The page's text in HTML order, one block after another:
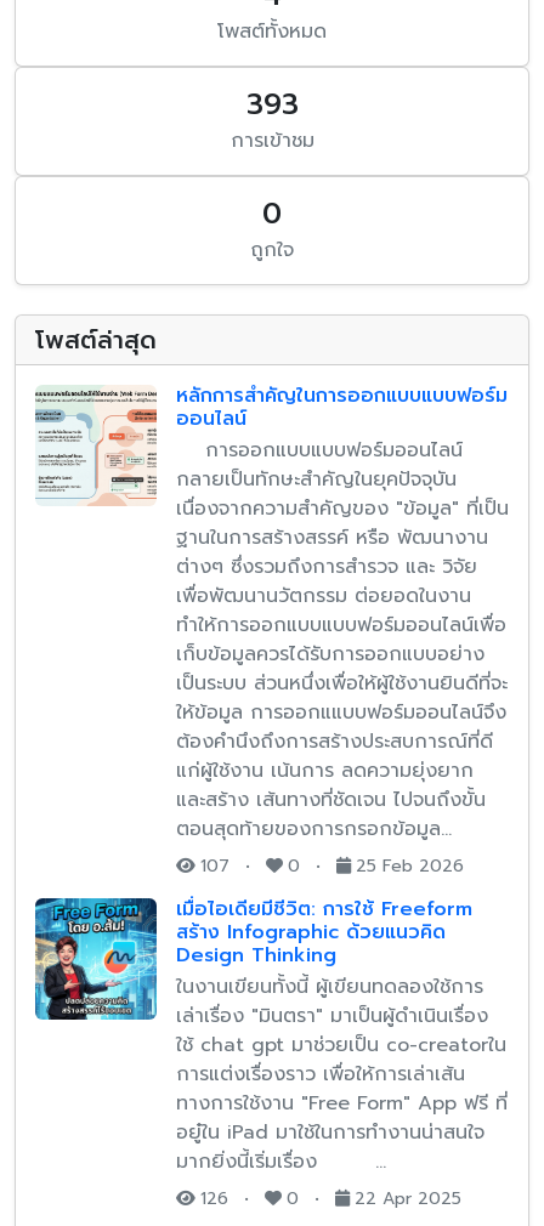
โพสต์ทั้งหมด
393
การเข้าชม
0
ถูกใจ
โพสต์ล่าสุด
หลักการสำคัญในการออกแบบแบบฟอร์ม
ออนไลน์
การออกแบบแบบฟอร์มออนไลน์
กลายเป็นทักษะสำคัญในยุคปัจจุบัน
เนื่องจากความสำคัญของ "ข้อมูล" ที่เป็น
ฐานในการสร้างสรรค์ หรือ พัฒนางาน
ต่างๆ ซึ่งรวมถึงการสำรวจ และ วิจัย
เพื่อพัฒนานวัตกรรม ต่อยอดในงาน
ทำให้การออกแบบแบบฟอร์มออนไลน์เพื่อ
เก็บข้อมูลควรได้รับการออกแบบอย่าง
เป็นระบบ ส่วนหนึ่งเพื่อให้ผู้ใช้งานยินดีที่จะ
ให้ข้อมูล การออกแแบบฟอร์มออนไลน์จึง
ต้องคำนึงถึงการสร้างประสบการณ์ที่ดี
แก่ผู้ใช้งาน เน้นการ ลดความยุ่งยาก
และสร้าง เส้นทางที่ชัดเจน ไปจนถึงขั้น
ตอนสุดท้ายของการกรอกข้อมูล…
107 • 0 • 25 Feb 2026
เมื่อไอเดียมีชีวิต: การใช้ Freeform
สร้าง Infographic ด้วยแนวคิด
Design Thinking
ในงานเขียนทั้งนี้ ผู้เขียนทดลองใช้การ
เล่าเรื่อง "มินตรา" มาเป็นผู้ดำเนินเรื่อง
ใช้ chat gpt มาช่วยเป็น co-creatorใน
การแต่งเรื่องราว เพื่อให้การเล่าเส้น
ทางการใช้งาน "Free Form" App ฟรี ที่
อยู๋ใน iPad มาใช้ในการทำงานน่าสนใจ
มากยิ่งนี้เริ่มเรื่อง …
126 • 0 • 22 Apr 2025